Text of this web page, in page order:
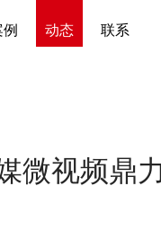
动态 联系
微视频鼎